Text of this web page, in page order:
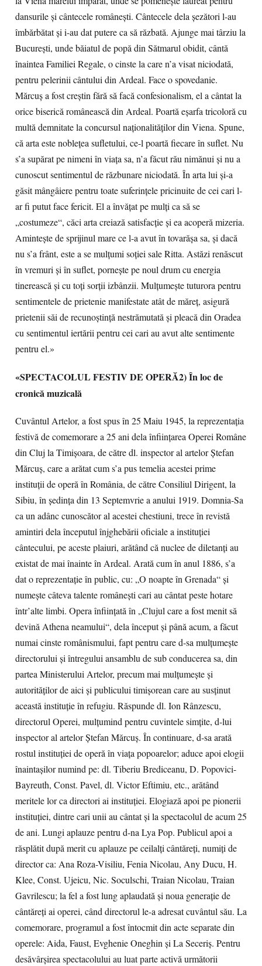
dansurile şi cântecele româneşti. Cântecele dela şezători l-au
îmbărbătat şi i-au dat putere ca să răzbată. Ajunge mai târziu la
Bucureşti, unde băiatul de popă din Sătmarul obidit, cântă
înaintea Familiei Regale, o cinste la care n’a visat niciodată,
pentru pelerinii cântului din Ardeal. Face o spovedanie.
Mărcuş a fost creştin fără să facă confesionalism, el a cântat la
orice biserică românească din Ardeal. Poartă eşarfa tricoloră cu
multă demnitate la concursul naţionalităţilor din Viena. Spune,
că arta este nobleţea sufletului, ce-l poartă fiecare în suflet. Nu
s’a supărat pe nimeni în viaţa sa, n’a făcut rău nimănui şi nu a
cunoscut sentimentul de răzbunare niciodată. În arta lui şi-a
găsit mângâiere pentru toate suferinţele pricinuite de cei cari l-
ar fi putut face fericit. El a învăţat pe mulţi ca să se
„costumeze“, căci arta creiază satisfacţie şi ea acoperă mizeria.
Aminteşte de sprijinul mare ce l-a avut în tovarăşa sa, şi dacă
nu s’a frânt, este a se mulţumi soţiei sale Ritta. Astăzi renăscut
în vremuri şi în suflet, porneşte pe noul drum cu energia
tinerească şi cu toţi sorţii izbânzii. Mulţumeşte tuturora pentru
sentimentele de prietenie manifestate atât de măreţ, asigură
prietenii săi de recunoştinţă nestrămutată şi pleacă din Oradea
cu sentimentul iertării pentru cei cari au avut alte sentimente
pentru el.»
«SPECTACOLULFESTIV DE OPERĂ2)În loc de
cronică muzicală
Cuvântul Artelor, a fost spus în 25 Maiu 1945, la reprezentaţia
festivă de comemorare a 25 ani dela înfiinţarea Operei Române
din Cluj la Timişoara, de către dl. inspector al artelor Ştefan
Mărcuş, care a arătat cum s’a pus temelia acestei prime
instituţii de operă în România, de către Consiliul Dirigent, la
Sibiu, în şedinţa din 13 Septemvrie a anului 1919. Domnia-Sa
ca un adânc cunoscător al acestei chestiuni, trece în revistă
amintiri dela începutul înjghebării oficiale a instituţiei
cântecului, pe aceste plaiuri, arătând că nuclee de diletanţi au
existat de mai înainte în Ardeal. Arată cum în anul 1886, s’a
dat o reprezentaţie în public, cu: „O noapte în Grenada“ şi
numeşte câteva talente româneşti cari au cântat peste hotare
într’alte limbi. Opera înfiinţată în „Clujul care a fost menit să
devină Athena neamului“, dela început şi până acum, a făcut
numai cinste românismului, fapt pentru care d-sa mulţumeşte
directorului şi întregului ansamblu de sub conducerea sa, din
partea Ministerului Artelor, precum mai mulţumeşte şi
autorităţilor de aici şi publicului timişorean care au susţinut
această instituţie în refugiu. Răspunde dl. Ion Rânzescu,
directorul Operei, mulţumind pentru cuvintele simţite, d-lui
inspector al artelor Ştefan Mărcuş. În continuare, d-sa arată
rostul instituţiei de operă în viaţa popoarelor; aduce apoi elogii
înaintaşilor numind pe: dl. Tiberiu Brediceanu, D. Popovici-
Bayreuth, Const. Pavel, dl. Victor Eftimiu, etc., arătând
meritele lor ca directori ai instituţiei. Elogiază apoi pe pionerii
instituţiei, dintre cari unii au cântat şi la spectacolul de acum 25
de ani. Lungi aplauze pentru d-na Lya Pop. Publicul apoi a
răsplătit după merit cu aplauze pe ceilalţi cântăreţi, numiţi de
director ca: Ana Roza-Visiliu, Fenia Nicolau, Any Ducu, H.
Klee, Const. Ujeicu, Nic. Soculschi, Traian Nicolau, Traian
Gavrilescu; la fel a fost lung aplaudată şi noua generaţie de
cântăreţi ai operei, când directorul le-a adresat cuvântul său. La
comemorare, programul a fost întocmit din acte separate din
operele: Aida, Faust, Evghenie Oneghin şi La Seceriş. Pentru
desăvârşirea spectacolului au luat parte activă următorii